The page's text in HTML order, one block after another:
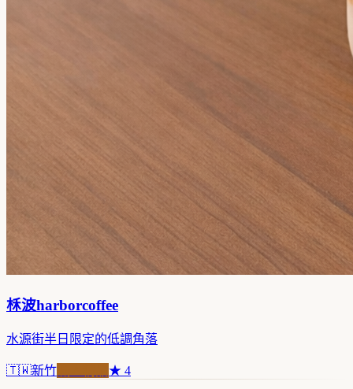
柇波harborcoffee
水源街半日限定的低調角落
🇹🇼新竹 ★ 4